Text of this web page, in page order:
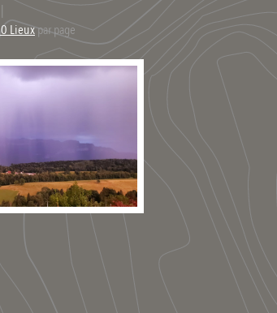
|
Lieuxpar page